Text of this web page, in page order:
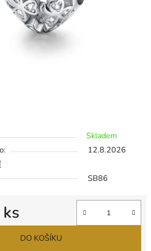
Skladem
12.8.2026
SB86
DO KOŠÍKU